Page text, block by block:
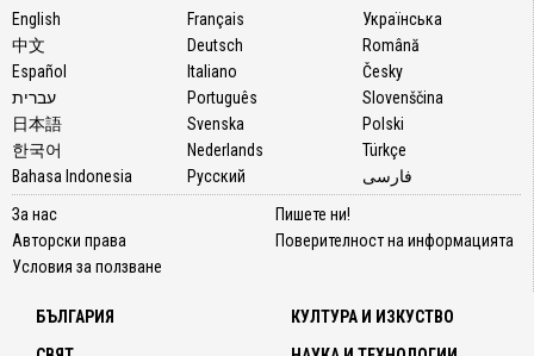
English
中文
Español
עברית
日本語
한국어
Bahasa Indonesia
Français
Deutsch
Italiano
Português
Svenska
Nederlands
Русский
Українська
Română
Česky
Slovenščina
Polski
Türkçe
فارسی
За нас
Авторски права
Условия за ползване
Пишете ни!
Поверителност на информацията
БЪЛГАРИЯ
КУЛТУРА И ИЗКУСТВО